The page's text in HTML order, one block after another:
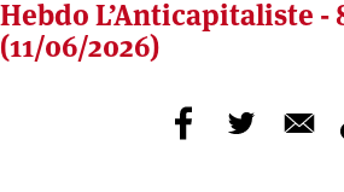
Hebdo L’Anticapitaliste -
(11/06/2026)